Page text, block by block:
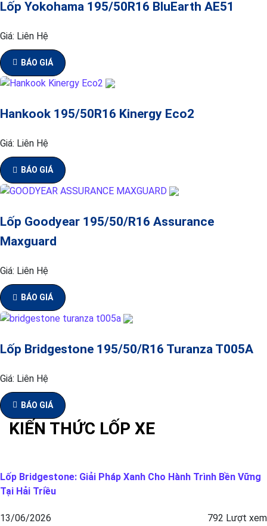
Lốp Yokohama 195/50R16 BluEarth AE51
Giá: Liên Hệ
BÁO GIÁ
Hankook 195/50R16 Kinergy Eco2
Giá: Liên Hệ
BÁO GIÁ
Lốp Goodyear 195/50/R16 Assurance
Maxguard
Giá: Liên Hệ
BÁO GIÁ
Lốp Bridgestone 195/50/R16 Turanza T005A
Giá: Liên Hệ
BÁO GIÁ
KIẾN THỨC LỐP XE
Lốp Bridgestone: Giải Pháp Xanh Cho Hành Trình Bền Vững
Tại Hải Triều
13/06/2026
792 Lượt xem